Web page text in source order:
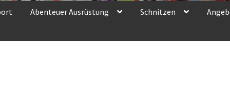
Abenteuer Ausrüstung Schnitzen